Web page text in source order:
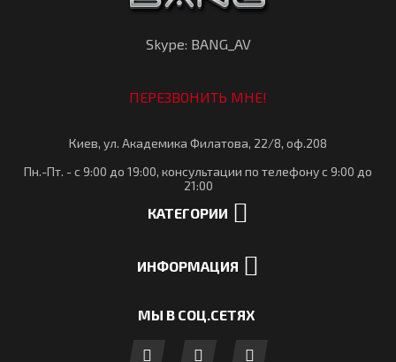
Skype: BANG_AV
ПЕРЕЗВОНИТЬ МНЕ!
Киев, ул. Академика Филатова, 22/8, оф.208
Пн.-Пт. - с 9:00 до 19:00, консультации по телефону с 9:00 до
21:00
КАТЕГОРИИ
ИНФОРМАЦИЯ
МЫ В СОЦ.СЕТЯХ